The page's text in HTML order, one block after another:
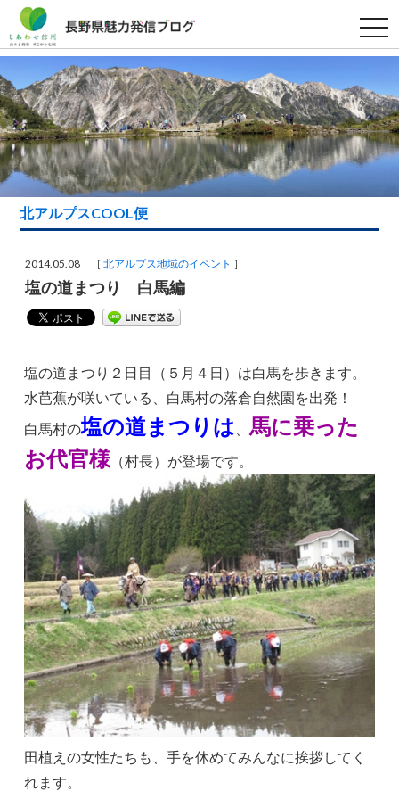
t
o
g
e
n
a
v
i
g
i
北アルプスCOOL便
2014.05.08 ［北アルプス地域のイベント ］
塩の道まつり 白馬編
塩の道まつり２日目（５月４日）は白馬を歩きます。
水芭蕉が咲いている、白馬村の落倉自然園を出発！
白馬村の塩の道まつりは 、馬に乗った
お代官様 （村長）が登場です。
田植えの女性たちも、手を休めてみんなに挨拶してく
れます。